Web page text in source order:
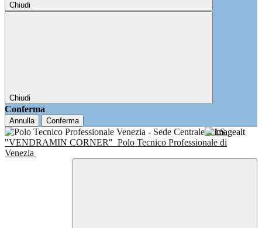
Chiudi
Chiudi
Conferma
Annulla Conferma
I.I.S.
"VENDRAMIN CORNER" Polo Tecnico Professionale di
Venezia